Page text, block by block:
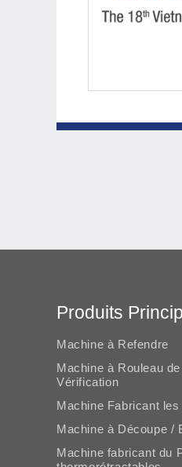
Produits
Machine à Refendre
Machine à Rouleau
Vérification
Machine Fabricant les
Machine à Découpe /
Machine fabricant du